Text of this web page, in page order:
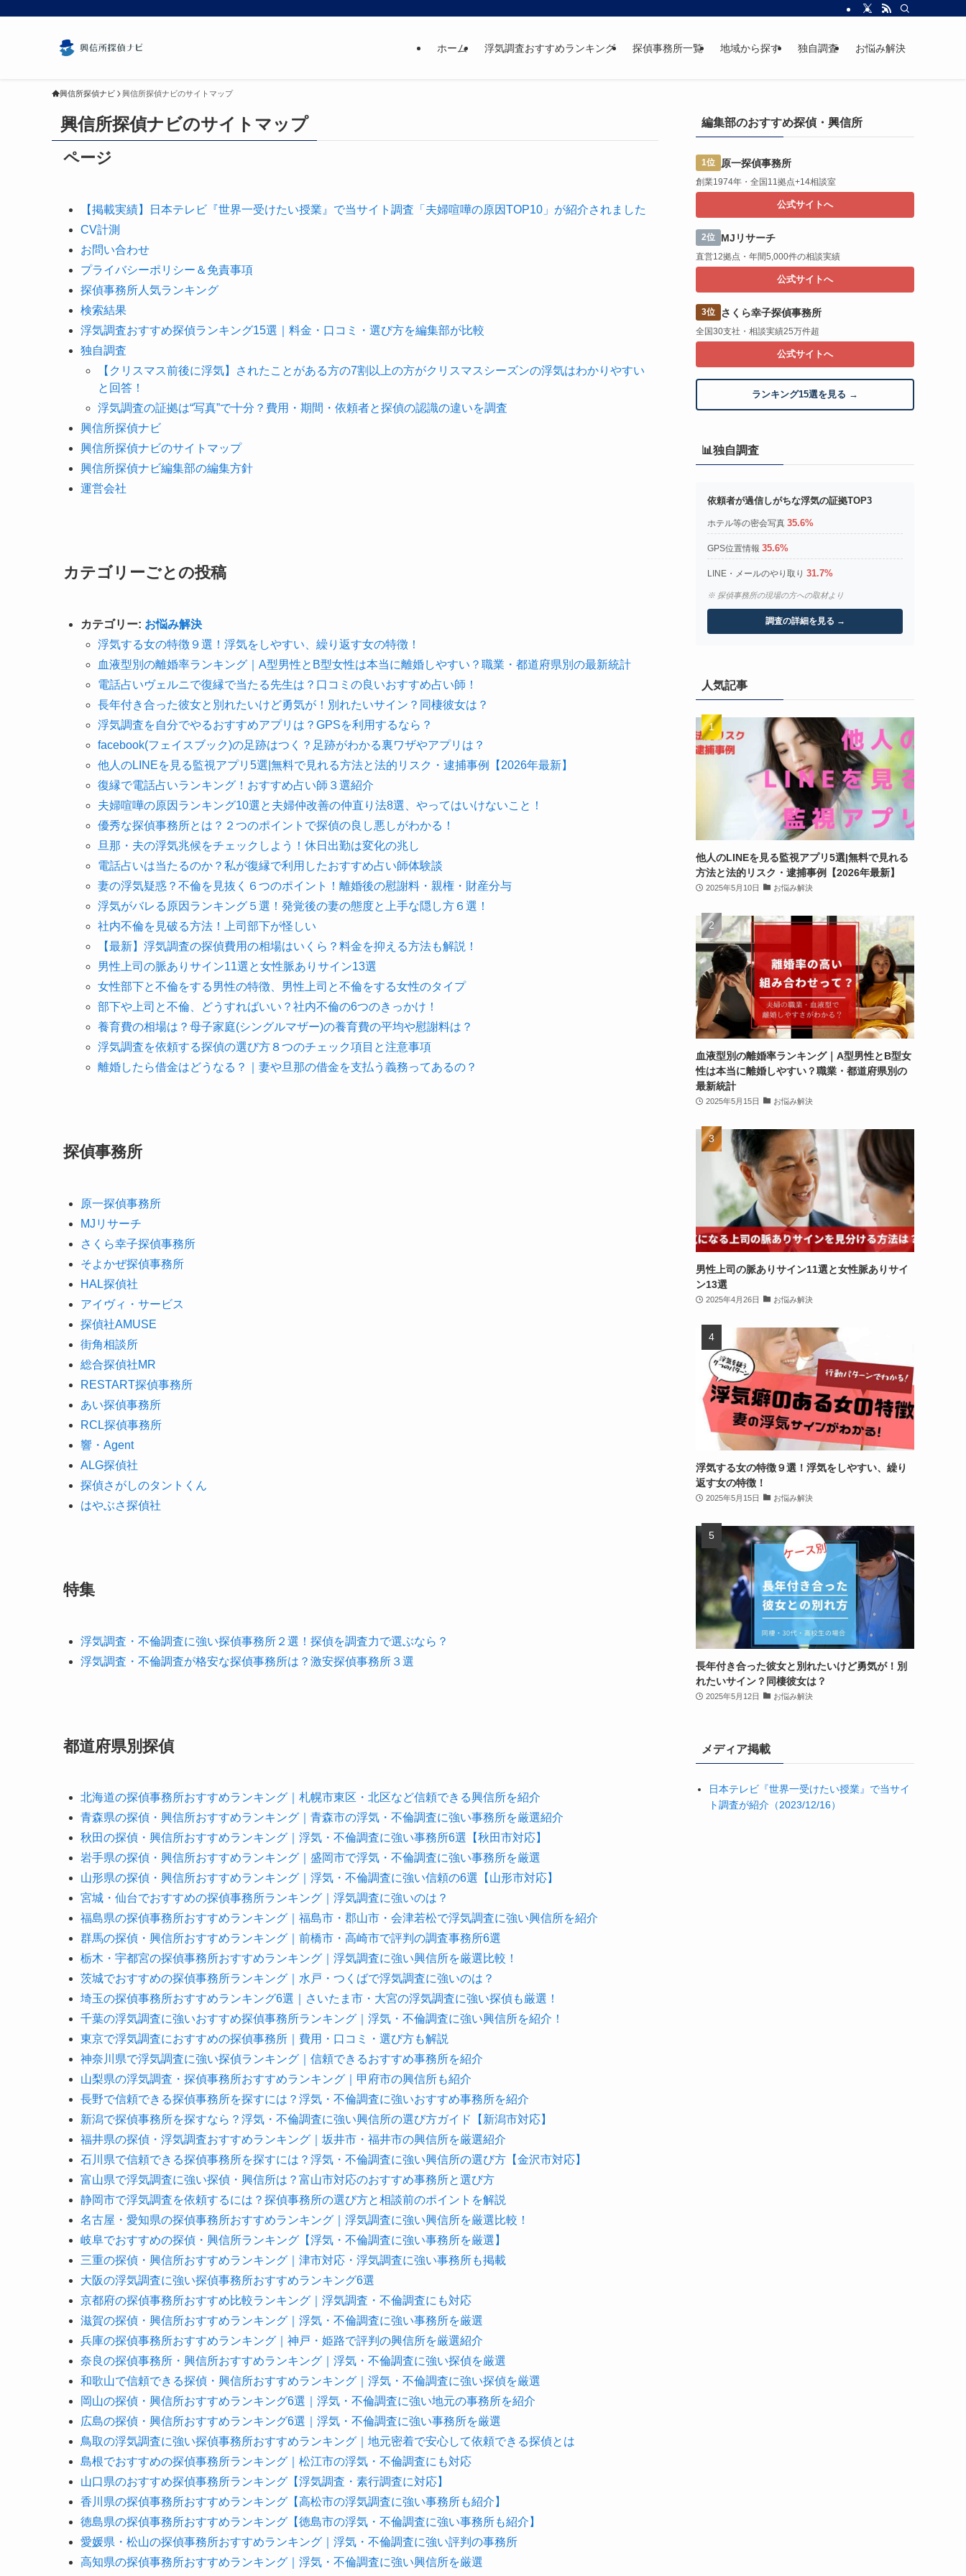
ホーム 浮気調査おすすめランキング 探偵事務所一覧 地域から探す 独自調査 お悩み解決
興信所探偵ナビ 興信所探偵ナビのサイトマップ
興信所探偵ナビのサイトマップ
ページ
【掲載実績】日本テレビ『世界一受けたい授業』で当サイト調査「夫婦喧嘩の原因TOP10」が紹介されました
CV計測
お問い合わせ
プライバシーポリシー＆免責事項
探偵事務所人気ランキング
検索結果
浮気調査おすすめ探偵ランキング15選｜料金・口コミ・選び方を編集部が比較
独自調査
【クリスマス前後に浮気】されたことがある方の7割以上の方がクリスマスシーズンの浮気はわかりやすい
と回答！
浮気調査の証拠は“写真”で十分？費用・期間・依頼者と探偵の認識の違いを調査
興信所探偵ナビ
興信所探偵ナビのサイトマップ
興信所探偵ナビ編集部の編集方針
運営会社
カテゴリーごとの投稿
カテゴリー: お悩み解決
浮気する女の特徴９選！浮気をしやすい、繰り返す女の特徴！
血液型別の離婚率ランキング｜A型男性とB型女性は本当に離婚しやすい？職業・都道府県別の最新統計
電話占いヴェルニで復縁で当たる先生は？口コミの良いおすすめ占い師！
長年付き合った彼女と別れたいけど勇気が！別れたいサイン？同棲彼女は？
浮気調査を自分でやるおすすめアプリは？GPSを利用するなら？
facebook(フェイスブック)の足跡はつく？足跡がわかる裏ワザやアプリは？
他人のLINEを見る監視アプリ5選|無料で見れる方法と法的リスク・逮捕事例【2026年最新】
復縁で電話占いランキング！おすすめ占い師３選紹介
夫婦喧嘩の原因ランキング10選と夫婦仲改善の仲直り法8選、やってはいけないこと！
優秀な探偵事務所とは？２つのポイントで探偵の良し悪しがわかる！
旦那・夫の浮気兆候をチェックしよう！休日出勤は変化の兆し
電話占いは当たるのか？私が復縁で利用したおすすめ占い師体験談
妻の浮気疑惑？不倫を見抜く６つのポイント！離婚後の慰謝料・親権・財産分与
浮気がバレる原因ランキング５選！発覚後の妻の態度と上手な隠し方６選！
社内不倫を見破る方法！上司部下が怪しい
【最新】浮気調査の探偵費用の相場はいくら？料金を抑える方法も解説！
男性上司の脈ありサイン11選と女性脈ありサイン13選
女性部下と不倫をする男性の特徴、男性上司と不倫をする女性のタイプ
部下や上司と不倫、どうすればいい？社内不倫の6つのきっかけ！
養育費の相場は？母子家庭(シングルマザー)の養育費の平均や慰謝料は？
浮気調査を依頼する探偵の選び方８つのチェック項目と注意事項
離婚したら借金はどうなる？｜妻や旦那の借金を支払う義務ってあるの？
探偵事務所
原一探偵事務所
MJリサーチ
さくら幸子探偵事務所
そよかぜ探偵事務所
HAL探偵社
アイヴィ・サービス
探偵社AMUSE
街角相談所
総合探偵社MR
RESTART探偵事務所
あい探偵事務所
RCL探偵事務所
響・Agent
ALG探偵社
探偵さがしのタントくん
はやぶさ探偵社
特集
浮気調査・不倫調査に強い探偵事務所２選！探偵を調査力で選ぶなら？
浮気調査・不倫調査が格安な探偵事務所は？激安探偵事務所３選
都道府県別探偵
北海道の探偵事務所おすすめランキング｜札幌市東区・北区など信頼できる興信所を紹介
青森県の探偵・興信所おすすめランキング｜青森市の浮気・不倫調査に強い事務所を厳選紹介
秋田の探偵・興信所おすすめランキング｜浮気・不倫調査に強い事務所6選【秋田市対応】
岩手県の探偵・興信所おすすめランキング｜盛岡市で浮気・不倫調査に強い事務所を厳選
山形県の探偵・興信所おすすめランキング｜浮気・不倫調査に強い信頼の6選【山形市対応】
宮城・仙台でおすすめの探偵事務所ランキング｜浮気調査に強いのは？
福島県の探偵事務所おすすめランキング｜福島市・郡山市・会津若松で浮気調査に強い興信所を紹介
群馬の探偵・興信所おすすめランキング｜前橋市・高崎市で評判の調査事務所6選
栃木・宇都宮の探偵事務所おすすめランキング｜浮気調査に強い興信所を厳選比較！
茨城でおすすめの探偵事務所ランキング｜水戸・つくばで浮気調査に強いのは？
埼玉の探偵事務所おすすめランキング6選｜さいたま市・大宮の浮気調査に強い探偵も厳選！
千葉の浮気調査に強いおすすめ探偵事務所ランキング｜浮気・不倫調査に強い興信所を紹介！
東京で浮気調査におすすめの探偵事務所｜費用・口コミ・選び方も解説
神奈川県で浮気調査に強い探偵ランキング｜信頼できるおすすめ事務所を紹介
山梨県の浮気調査・探偵事務所おすすめランキング｜甲府市の興信所も紹介
長野で信頼できる探偵事務所を探すには？浮気・不倫調査に強いおすすめ事務所を紹介
新潟で探偵事務所を探すなら？浮気・不倫調査に強い興信所の選び方ガイド【新潟市対応】
福井県の探偵・浮気調査おすすめランキング｜坂井市・福井市の興信所を厳選紹介
石川県で信頼できる探偵事務所を探すには？浮気・不倫調査に強い興信所の選び方【金沢市対応】
富山県で浮気調査に強い探偵・興信所は？富山市対応のおすすめ事務所と選び方
静岡市で浮気調査を依頼するには？探偵事務所の選び方と相談前のポイントを解説
名古屋・愛知県の探偵事務所おすすめランキング｜浮気調査に強い興信所を厳選比較！
岐阜でおすすめの探偵・興信所ランキング【浮気・不倫調査に強い事務所を厳選】
三重の探偵・興信所おすすめランキング｜津市対応・浮気調査に強い事務所も掲載
大阪の浮気調査に強い探偵事務所おすすめランキング6選
京都府の探偵事務所おすすめ比較ランキング｜浮気調査・不倫調査にも対応
滋賀の探偵・興信所おすすめランキング｜浮気・不倫調査に強い事務所を厳選
兵庫の探偵事務所おすすめランキング｜神戸・姫路で評判の興信所を厳選紹介
奈良の探偵事務所・興信所おすすめランキング｜浮気・不倫調査に強い探偵を厳選
和歌山で信頼できる探偵・興信所おすすめランキング｜浮気・不倫調査に強い探偵を厳選
岡山の探偵・興信所おすすめランキング6選｜浮気・不倫調査に強い地元の事務所を紹介
広島の探偵・興信所おすすめランキング6選｜浮気・不倫調査に強い事務所を厳選
鳥取の浮気調査に強い探偵事務所おすすめランキング｜地元密着で安心して依頼できる探偵とは
島根でおすすめの探偵事務所ランキング｜松江市の浮気・不倫調査にも対応
山口県のおすすめ探偵事務所ランキング【浮気調査・素行調査に対応】
香川県の探偵事務所おすすめランキング【高松市の浮気調査に強い事務所も紹介】
徳島県の探偵事務所おすすめランキング【徳島市の浮気・不倫調査に強い事務所も紹介】
愛媛県・松山の探偵事務所おすすめランキング｜浮気・不倫調査に強い評判の事務所
高知県の探偵事務所おすすめランキング｜浮気・不倫調査に強い興信所を厳選
編集部のおすすめ探偵・興信所
1位 原一探偵事務所
創業1974年・全国11拠点+14相談室
公式サイトへ
2位 MJリサーチ
直営12拠点・年間5,000件の相談実績
公式サイトへ
3位 さくら幸子探偵事務所
全国30支社・相談実績25万件超
公式サイトへ
ランキング15選を見る →
📊独自調査
依頼者が過信しがちな浮気の証拠TOP3
ホテル等の密会写真 35.6%
GPS位置情報 35.6%
LINE・メールのやり取り 31.7%
※ 探偵事務所の現場の方への取材より
調査の詳細を見る →
人気記事
他人のLINEを見る監視アプリ5選|無料で見れる
方法と法的リスク・逮捕事例【2026年最新】
2025年5月10日 お悩み解決
血液型別の離婚率ランキング｜A型男性とB型女
性は本当に離婚しやすい？職業・都道府県別の
最新統計
2025年5月15日 お悩み解決
男性上司の脈ありサイン11選と女性脈ありサイ
ン13選
2025年4月26日 お悩み解決
浮気する女の特徴９選！浮気をしやすい、繰り
返す女の特徴！
2025年5月15日 お悩み解決
長年付き合った彼女と別れたいけど勇気が！別
れたいサイン？同棲彼女は？
2025年5月12日 お悩み解決
メディア掲載
日本テレビ『世界一受けたい授業』で当サイ
ト調査が紹介（2023/12/16）